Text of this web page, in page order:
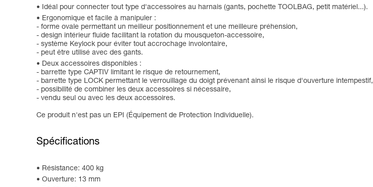
Idéal pour connecter tout type d'accessoires au harnais (gants, pochette TOOLBAG, petit matériel...).
Ergonomique et facile à manipuler :
- forme ovale permettant un meilleur positionnement et une meilleure préhension,
- design intérieur fluide facilitant la rotation du mousqueton-accessoire,
- système Keylock pour éviter tout accrochage involontaire,
- peut être utilisé avec des gants.
Deux accessoires disponibles :
- barrette type CAPTIV limitant le risque de retournement,
- barrette type LOCK permettant le verrouillage du doigt prévenant ainsi le risque d'ouverture intempestif,
- possibilité de combiner les deux accessoires si nécessaire,
- vendu seul ou avec les deux accessoires.
Ce produit n'est pas un EPI (Équipement de Protection Individuelle).
Spécifications
Résistance: 400 kg
Ouverture: 13 mm